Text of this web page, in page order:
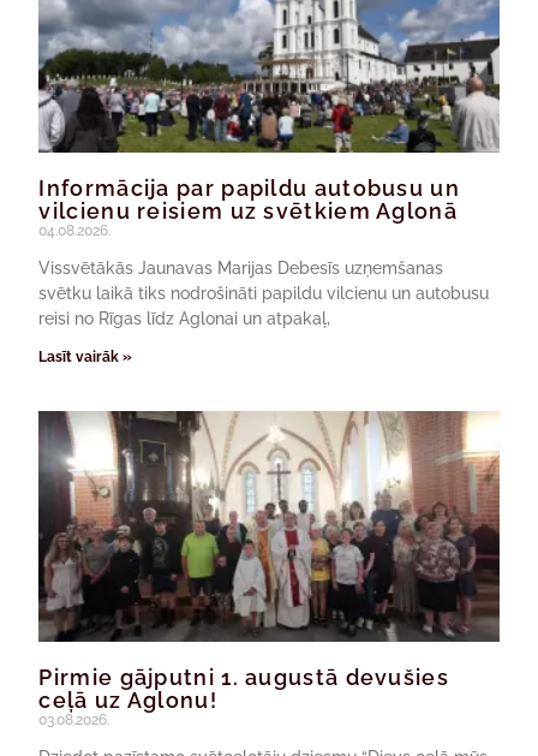
Informācija par papildu autobusu un
vilcienu reisiem uz svētkiem Aglonā
04.08.2026.
Vissvētākās Jaunavas Marijas Debesīs uzņemšanas
svētku laikā tiks nodrošināti papildu vilcienu un autobusu
reisi no Rīgas līdz Aglonai un atpakaļ,
Lasīt vairāk »
Pirmie gājputni 1. augustā devušies
ceļā uz Aglonu!
03.08.2026.